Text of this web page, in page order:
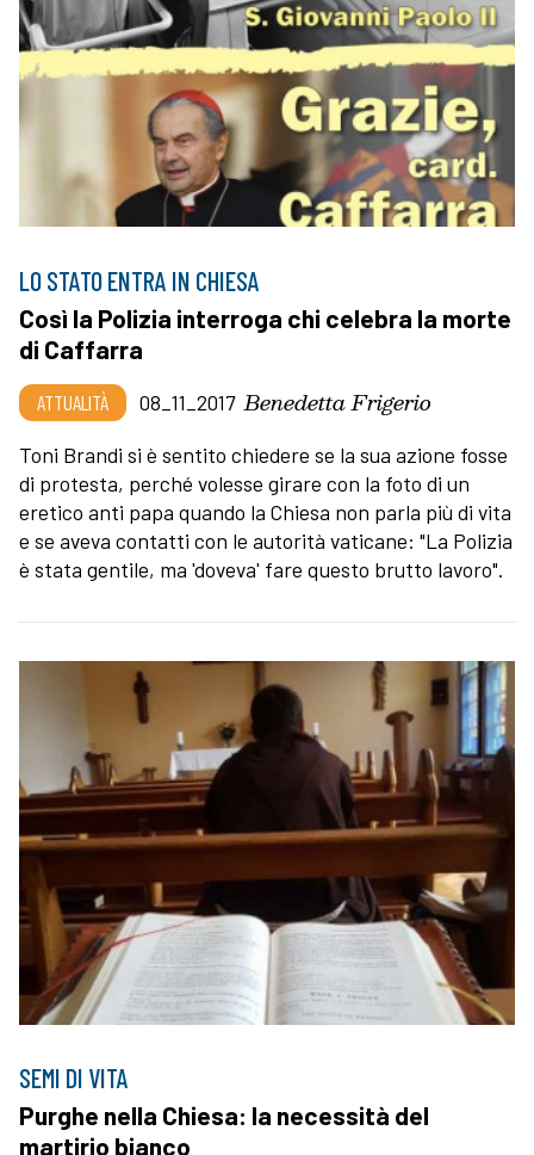
LO STATO ENTRA IN CHIESA
Così la Polizia interroga chi celebra la morte
di Caffarra
ATTUALITÀ 08_11_2017 Benedetta Frigerio
Toni Brandi si è sentito chiedere se la sua azione fosse
di protesta, perché volesse girare con la foto di un
eretico anti papa quando la Chiesa non parla più di vita
e se aveva contatti con le autorità vaticane: "La Polizia
è stata gentile, ma 'doveva' fare questo brutto lavoro".
SEMI DI VITA
Purghe nella Chiesa: la necessità del
martirio bianco